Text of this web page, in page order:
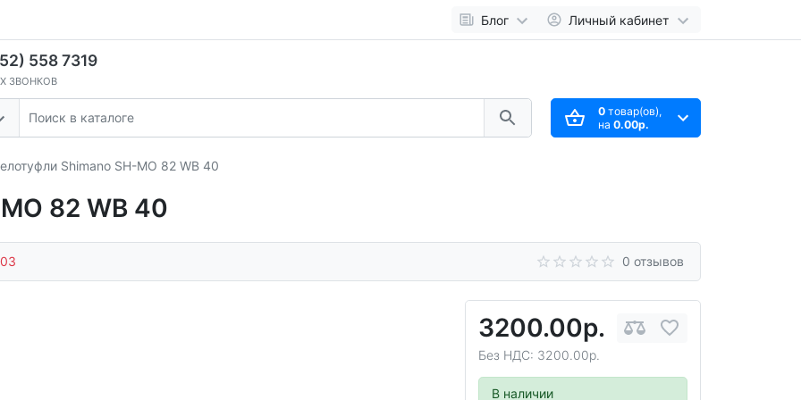
Блог Личный кабинет
558 7319
ЗВОНКОВ
0товар(ов),
на 0.00р.
Shimano SH-MO 82 WB 40
82 WB 40
0 отзывов
3200.00р.
Без НДС: 3200.00р.
В наличии